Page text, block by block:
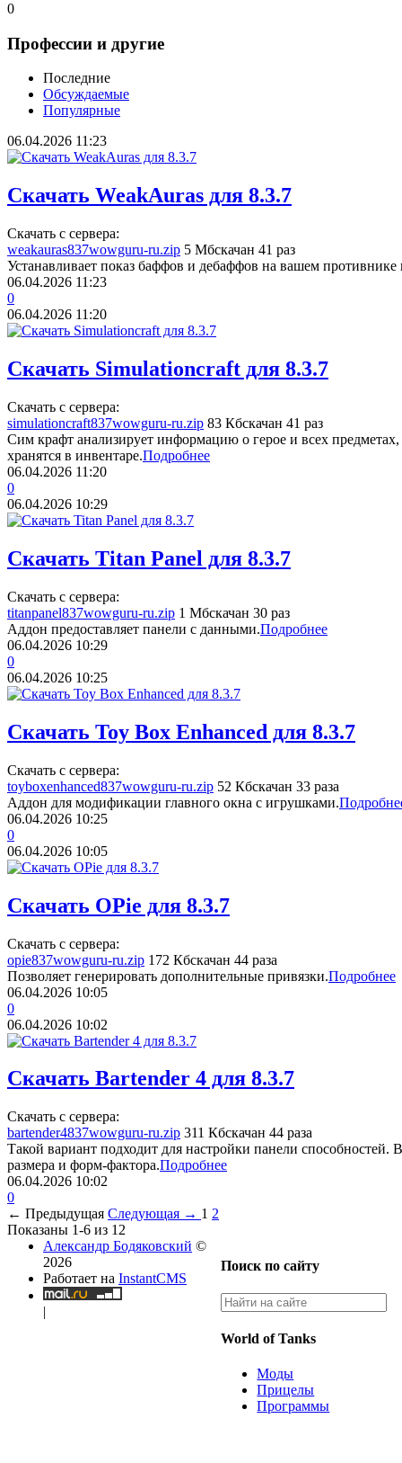
0
Профессии и другие
Последние
Обсуждаемые
Популярные
06.04.2026 11:23
Скачать WeakAuras для 8.3.7
Скачать с сервера:
weakauras837wowguru-ru.zip 5 Мбскачан 41 раз
Устанавливает показ баффов и дебаффов на вашем противнике
06.04.2026 11:23
0
06.04.2026 11:20
Скачать Simulationcraft для 8.3.7
Скачать с сервера:
simulationcraft837wowguru-ru.zip 83 Кбскачан 41 раз
Сим крафт анализирует информацию о герое и всех предметах,
хранятся в инвентаре.Подробнее
06.04.2026 11:20
0
06.04.2026 10:29
Скачать Titan Panel для 8.3.7
Скачать с сервера:
titanpanel837wowguru-ru.zip 1 Мбскачан 30 раз
Аддон предоставляет панели с данными.Подробнее
06.04.2026 10:29
0
06.04.2026 10:25
Скачать Toy Box Enhanced для 8.3.7
Скачать с сервера:
toyboxenhanced837wowguru-ru.zip 52 Кбскачан 33 раза
Аддон для модификации главного окна с игрушками.
06.04.2026 10:25
0
06.04.2026 10:05
Скачать OPie для 8.3.7
Скачать с сервера:
opie837wowguru-ru.zip 172 Кбскачан 44 раза
Позволяет генерировать дополнительные привязки.Подробнее
06.04.2026 10:05
0
06.04.2026 10:02
Скачать Bartender 4 для 8.3.7
Скачать с сервера:
bartender4837wowguru-ru.zip 311 Кбскачан 44 раза
Такой вариант подходит для настройки панели способностей.
размера и форм-фактора.Подробнее
06.04.2026 10:02
0
← Предыдущая Следующая → 1 2
Показаны 1-6 из 12
Поиск по сайту
World of Tanks
Моды
Прицелы
Программы
Александр Бодяковский ©
2026
Работает на InstantCMS
|